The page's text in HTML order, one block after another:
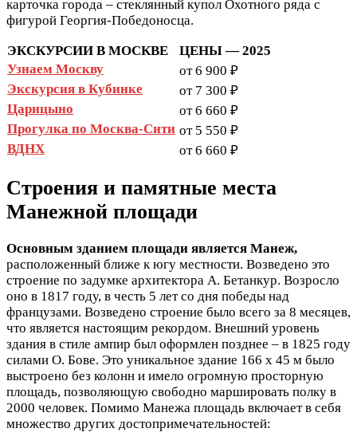
карточка города – стеклянный купол Охотного ряда с
фигурой Георгия-Победоносца.
ЭКСКУРСИИ В МОСКВЕ
ЦЕНЫ — 2025
Узнаем Москву
от 6 900 ₽
Экскурсия в Кубинке
от 7 300 ₽
Царицыно
от 6 660 ₽
Прогулка по Москва-Сити от 5 550 ₽
ВДНХ
от 6 660 ₽
Строения и памятные места
Манежной площади
Основным зданием площади является Манеж,
расположенный ближе к югу местности. Возведено это
строение по задумке архитектора А. Бетанкур. Возросло
оно в 1817 году, в честь 5 лет со дня победы над
французами. Возведено строение было всего за 8 месяцев,
что является настоящим рекордом. Внешний уровень
здания в стиле ампир был оформлен позднее – в 1825 году
силами О. Бове. Это уникальное здание 166 х 45 м было
выстроено без колонн и имело огромную просторную
площадь, позволяющую свободно маршировать полку в
2000 человек. Помимо Манежа площадь включает в себя
множество других достопримечательностей: